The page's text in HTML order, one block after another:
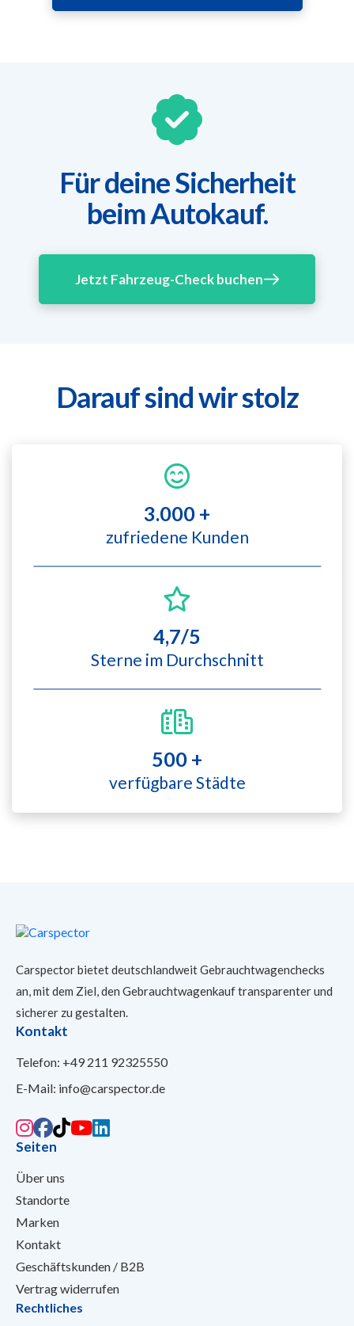
Für deine Sicherheit
beim Autokauf.
Jetzt Fahrzeug-Check buchen
Darauf sind wir stolz
3.000 +
zufriedene Kunden
4,7/5
Sterne im Durchschnitt
500 +
verfügbare Städte
Carspector bietet deutschlandweit Gebrauchtwagenchecks
an, mit dem Ziel, den Gebrauchtwagenkauf transparenter und
sicherer zu gestalten.
Kontakt
Telefon: +49 211 92325550
E-Mail: info@carspector.de
Seiten
Über uns
Standorte
Marken
Kontakt
Geschäftskunden / B2B
Vertrag widerrufen
Rechtliches